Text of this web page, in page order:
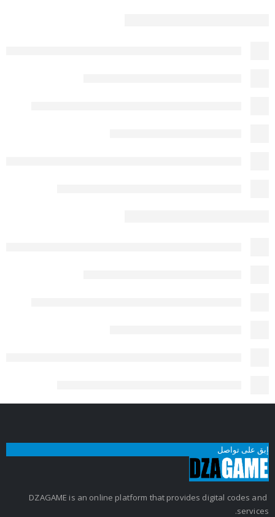
إبق على تواصل
DZAGAME is an online platform that provides digital codes and
services.